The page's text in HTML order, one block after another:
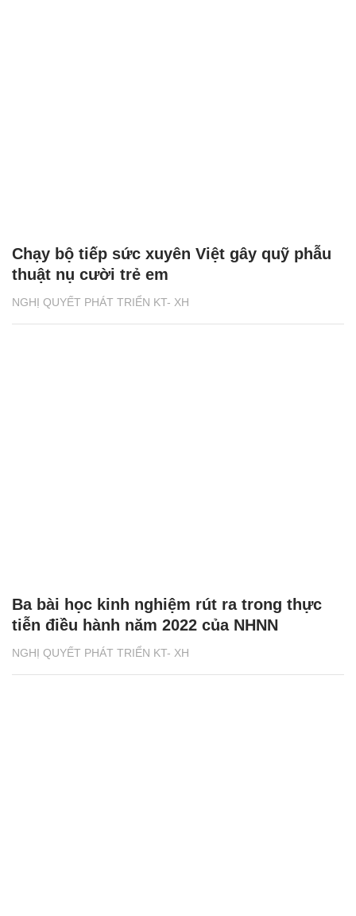
NGHỊ QUYẾT PHÁT TRIỂN KT- XH
Chạy bộ tiếp sức xuyên Việt gây quỹ phẫu
thuật nụ cười trẻ em
NGHỊ QUYẾT PHÁT TRIỂN KT- XH
Ba bài học kinh nghiệm rút ra trong thực
tiễn điều hành năm 2022 của NHNN